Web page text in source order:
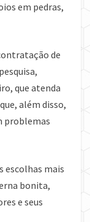
em pedras,
de
que atenda
além disso,
problemas
escolhas mais
bonita,
e seus